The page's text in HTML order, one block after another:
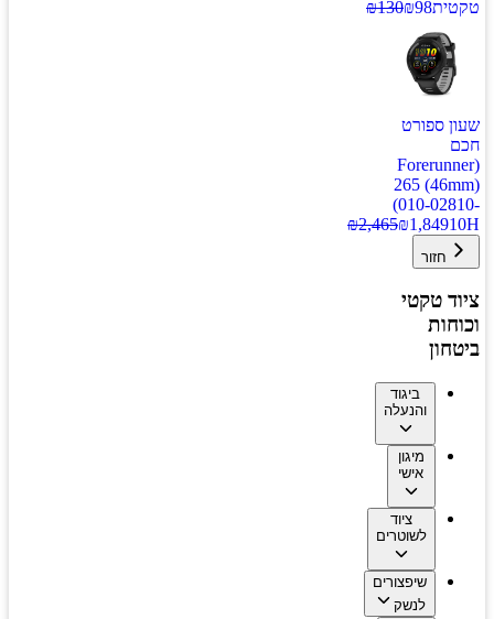
טקטית
₪98
₪130
שעון ספורט
חכם
(Forerunner
265 (46mm)
(010-02810-
10H
₪1,849
₪2,465
חזור
ציוד טקטי
וכוחות
ביטחון
ביגוד
והנעלה
מיגון
אישי
ציוד
לשוטרים
שיפצורים
לנשק